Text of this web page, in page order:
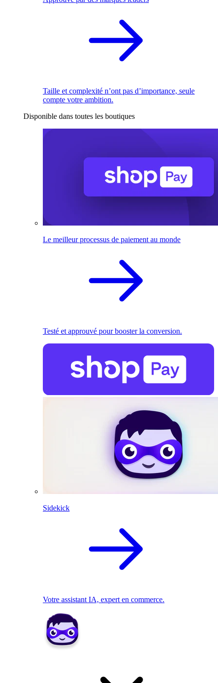
Taille et complexité n’ont pas d’importance, seule
compte votre ambition.
Disponible dans toutes les boutiques
Le meilleur processus de paiement au monde
Testé et approuvé pour booster la conversion.
Sidekick
Votre assistant IA, expert en commerce.